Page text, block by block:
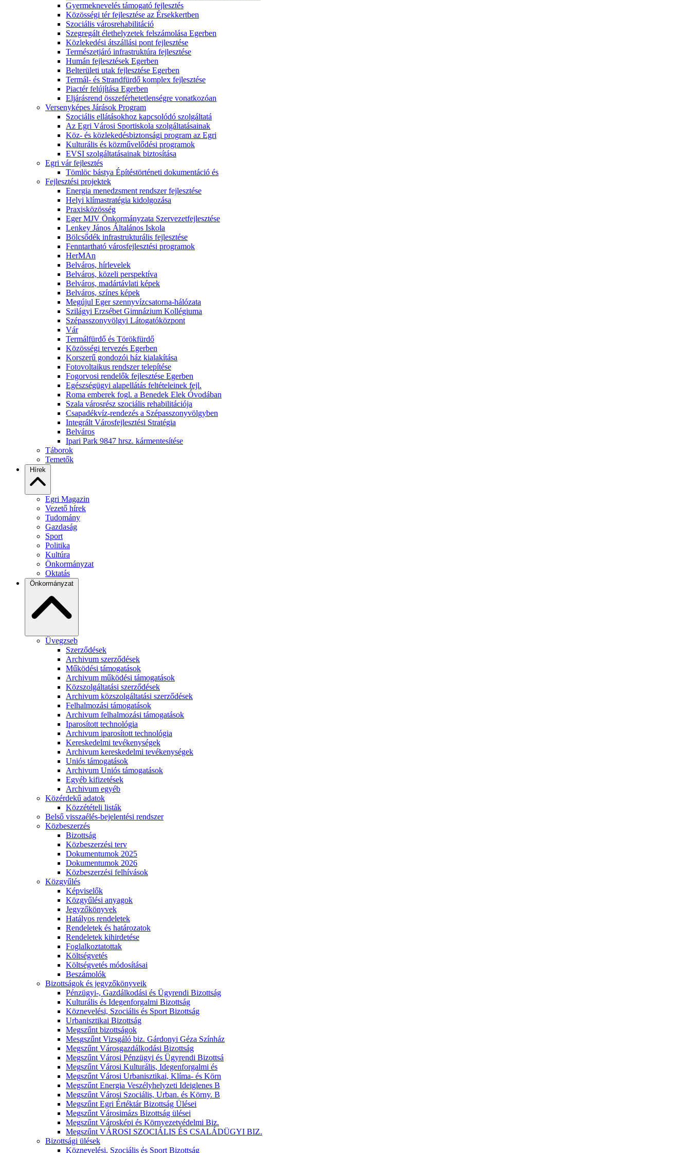
Gyermeknevelés támogató fejlesztés
Közösségi tér fejlesztése az Érsekkertben
Szociális városrehabilitáció
Szegregált élethelyzetek felszámolása Egerben
Közlekedési átszállási pont fejlesztése
Természetjáró infrastruktúra fejlesztése
Humán fejlesztések Egerben
Belterületi utak fejlesztése Egerben
Termál- és Strandfürdő komplex fejlesztése
Piactér felújítása Egerben
Eljárásrend összeférhetetlenségre vonatkozóan
Versenyképes Járások Program
Szociális ellátásokhoz kapcsolódó szolgáltatá
Az Egri Városi Sportiskola szolgáltatásainak
Köz- és közlekedésbiztonsági program az Egri
Kulturális és közművelődési programok
EVSI szolgáltatásainak biztosítása
Egri vár fejlesztés
Tömlöc bástya Építéstörténeti dokumentáció és
Fejlesztési projektek
Energia menedzsment rendszer fejlesztése
Helyi klímastratégia kidolgozása
Praxisközösség
Eger MJV Önkormányzata Szervezetfejlesztése
Lenkey János Általános Iskola
Bölcsődék infrastrukturális fejlesztése
Fenntartható városfejlesztési programok
HerMAn
Belváros, hírlevelek
Belváros, közeli perspektíva
Belváros, madártávlati képek
Belváros, színes képek
Megújul Eger szennyvízcsatorna-hálózata
Szilágyi Erzsébet Gimnázium Kollégiuma
Szépasszonyvölgyi Látogatóközpont
Vár
Termálfürdő és Törökfürdő
Közösségi tervezés Egerben
Korszerű gondozói ház kialakítása
Fotovoltaikus rendszer telepítése
Fogorvosi rendelők fejlesztése Egerben
Egészségügyi alapellátás feltételeinek fejl.
Roma emberek fogl. a Benedek Elek Óvodában
Szala városrész szociális rehabilitációja
Csapadékvíz-rendezés a Szépasszonyvölgyben
Integrált Városfejlesztési Stratégia
Belváros
Ipari Park 9847 hrsz. kármentesítése
Táborok
Temetők
Hírek
Egri Magazin
Vezető hírek
Tudomány
Gazdaság
Sport
Politika
Kultúra
Önkormányzat
Oktatás
Önkormányzat
Üvegzseb
Szerződések
Archivum szerződések
Működési támogatások
Archivum működési támogatások
Közszolgáltatási szerződések
Archivum közszolgáltatási szerződések
Felhalmozási támogatások
Archivum felhalmozási támogatások
Iparosított technológia
Archivum iparosított technológia
Kereskedelmi tevékenységek
Archivum kereskedelmi tevékenységek
Uniós támogatások
Archivum Uniós támogatások
Egyéb kifizetések
Archivum egyéb
Közérdekű adatok
Közzétételi listák
Belső visszaélés-bejelentési rendszer
Közbeszerzés
Bizottság
Közbeszerzési terv
Dokumentumok 2025
Dokumentumok 2026
Közbeszerzési felhívások
Közgyűlés
Képviselők
Közgyűlési anyagok
Jegyzőkönyvek
Hatályos rendeletek
Rendeletek és határozatok
Rendeletek kihirdetése
Foglalkoztatottak
Költségvetés
Költségvetés módosításai
Beszámolók
Bizottságok és jegyzőkönyveik
Pénzügyi-, Gazdálkodási és Ügyrendi Bizottság
Kulturális és Idegenforgalmi Bizottság
Köznevelési, Szociális és Sport Bizottság
Urbanisztikai Bizottság
Megszűnt bizottságok
Mesgszűnt Vizsgáló biz. Gárdonyi Géza Színház
Megszűnt Városgazdálkodási Bizottság
Megszűnt Városi Pénzügyi és Ügyrendi Bizottsá
Megszűnt Városi Kulturális, Idegenforgalmi és
Megszűnt Városi Urbanisztikai, Klíma- és Körn
Megszűnt Energia Veszélyhelyzeti Ideiglenes B
Megszűnt Városi Szociális, Urban. és Körny. B
Megszűnt Egri Értéktár Bizottság Ülései
Megszűnt Városimázs Bizottság ülései
Megszűnt Városképi és Környezetvédelmi Biz.
Megszűnt VÁROSI SZOCIÁLIS ÉS CSALÁDÜGYI BIZ.
Bizottsági ülések
Köznevelési, Szociális és Sport Bizottság